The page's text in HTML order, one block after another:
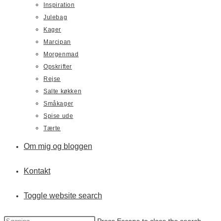
Inspiration
Julebag
Kager
Marcipan
Morgenmad
Opskrifter
Rejse
Salte køkken
Småkager
Spise ude
Tærte
Om mig og bloggen
Kontakt
Toggle website search